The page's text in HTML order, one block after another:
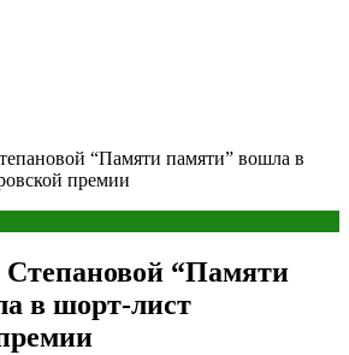
“Памяти памяти” вошла в
премии
“Памяти
в шорт-лист